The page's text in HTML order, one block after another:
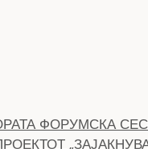
ФОРУМСКА